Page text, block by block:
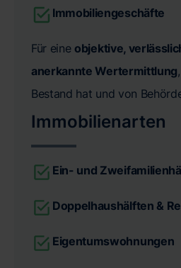
Immobiliengeschäfte
Für eine objektive,
anerkannte Wertermittlung
Bestand hat und von
Immobilienarten
Ein- und
Doppelhaushälften &
Eigentumswohnungen